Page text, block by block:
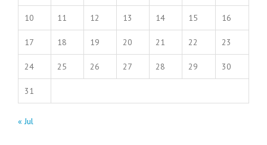
10 11 12 13 14 15 16
17 18 19 20 21 22 23
24 25 26 27 28 29 30
31
« Jul